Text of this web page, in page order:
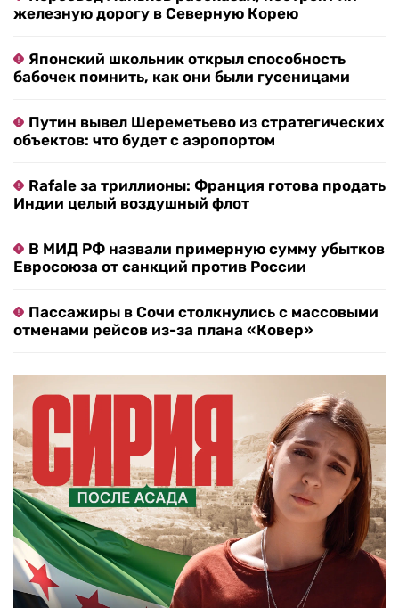
железную дорогу в Северную Корею
Японский школьник открыл способность
бабочек помнить, как они были гусеницами
Путин вывел Шереметьево из стратегических
объектов: что будет с аэропортом
Rafale за триллионы: Франция готова продать
Индии целый воздушный флот
В МИД РФ назвали примерную сумму убытков
Евросоюза от санкций против России
Пассажиры в Сочи столкнулись с массовыми
отменами рейсов из-за плана «Ковер»